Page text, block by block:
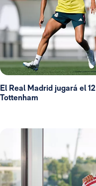
El Real Madrid jugará el
Tottenham